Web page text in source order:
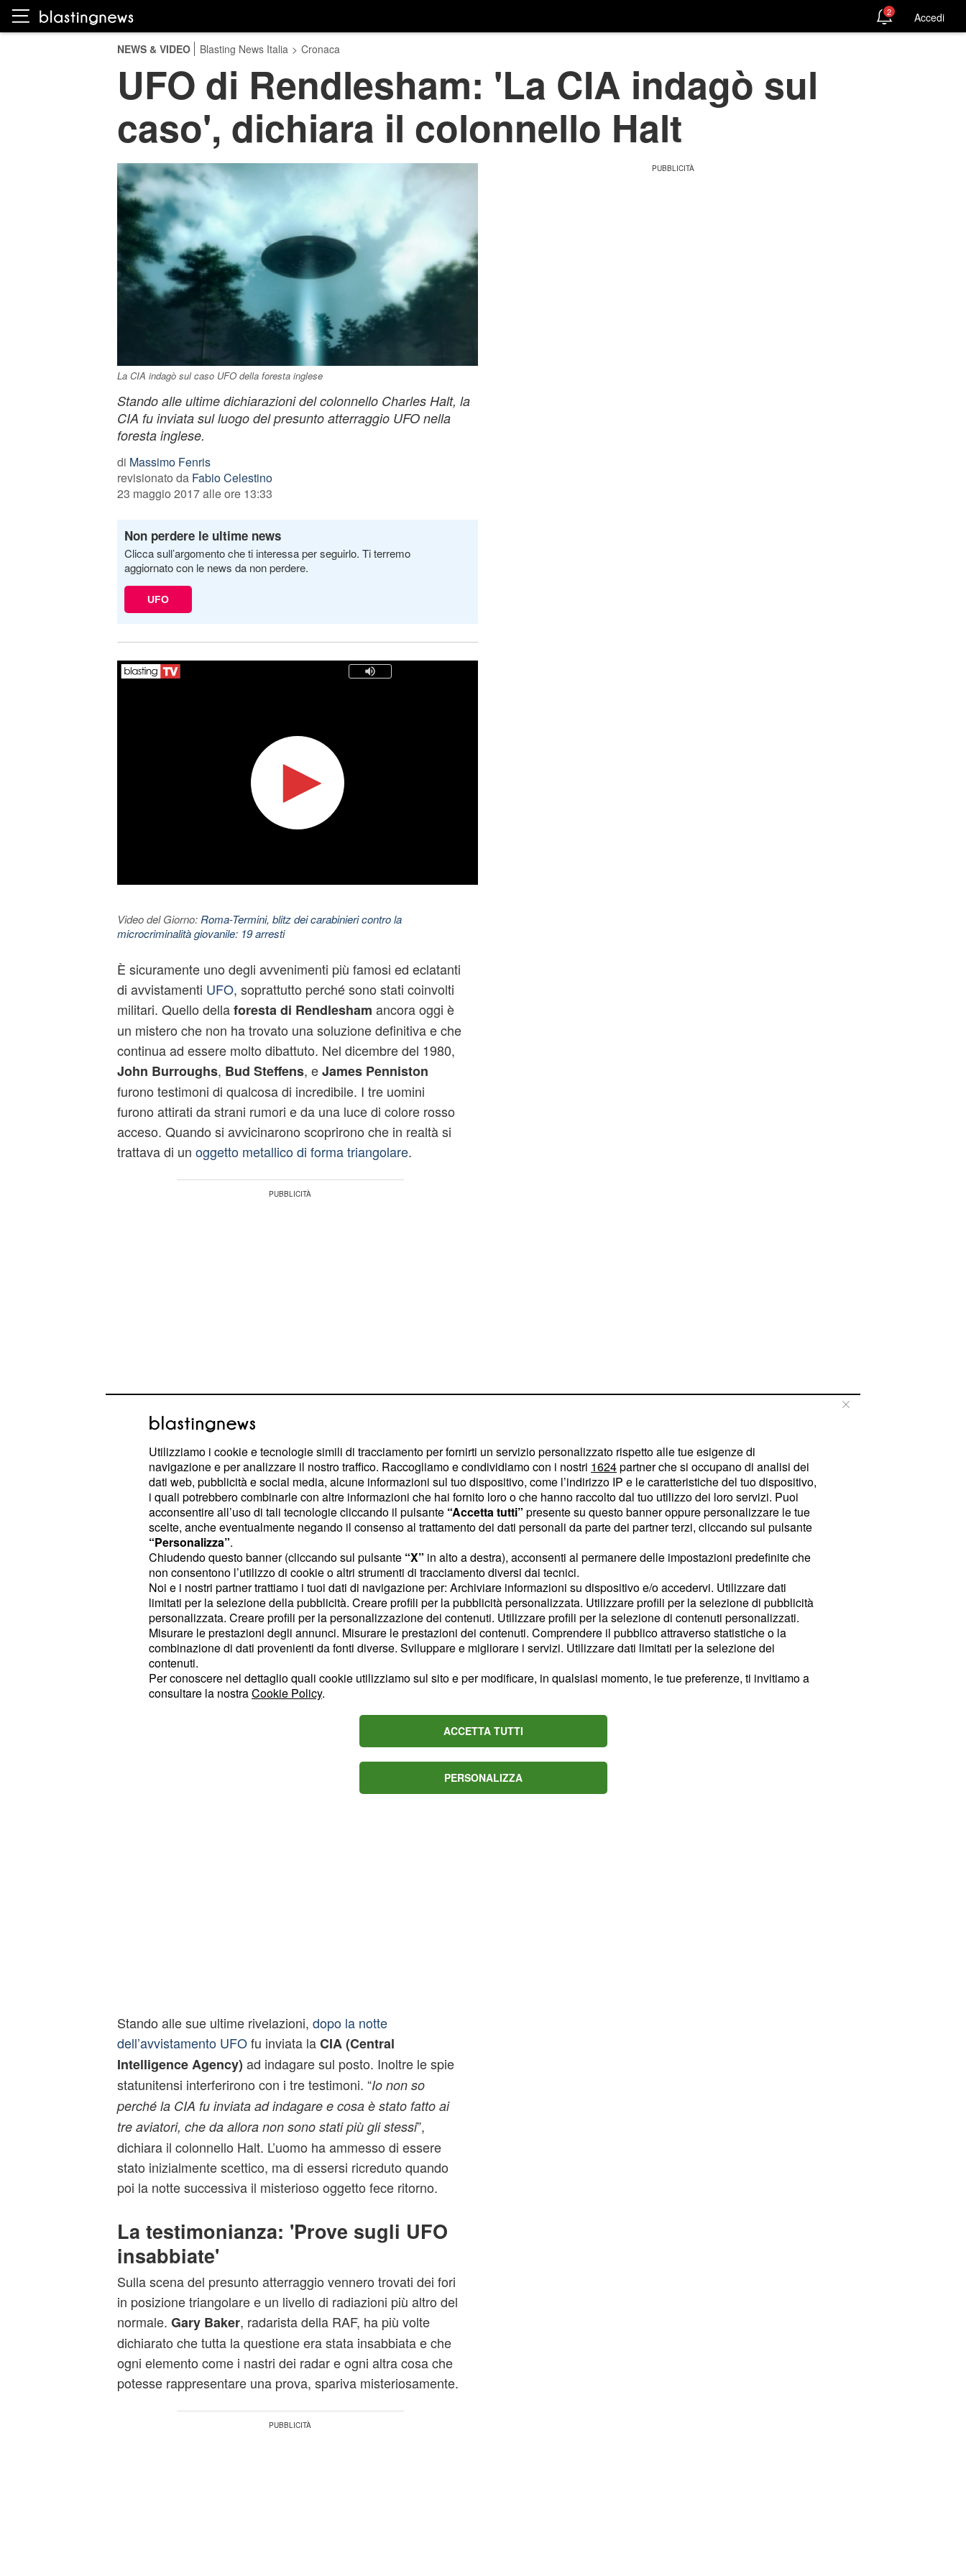
2 Accedi
NEWS & VIDEO Blasting News Italia > Cronaca
UFO di Rendlesham: 'La CIA indagò sul
caso', dichiara il colonnello Halt
La CIA indagò sul caso UFO della foresta inglese
Stando alle ultime dichiarazioni del colonnello Charles Halt, la
CIA fu inviata sul luogo del presunto atterraggio UFO nella
foresta inglese.
di Massimo Fenris
revisionato da Fabio Celestino
23 maggio 2017 alle ore 13:33
Non perdere le ultime news
Clicca sull’argomento che ti interessa per seguirlo. Ti terremo
aggiornato con le news da non perdere.
UFO
Video del Giorno: Roma-Termini, blitz dei carabinieri contro la
microcriminalità giovanile: 19 arresti
È sicuramente uno degli avvenimenti più famosi ed eclatanti
di avvistamenti UFO, soprattutto perché sono stati coinvolti
militari. Quello dellaforesta di Rendlesham ancora oggi è
un mistero che non ha trovato una soluzione definitiva e che
continua ad essere molto dibattuto. Nel dicembre del 1980,
John Burroughs, Bud Steffens, eJames Penniston
furono testimoni di qualcosa di incredibile. I tre uomini
furono attirati da strani rumori e da una luce di colore rosso
acceso. Quando si avvicinarono scoprirono che in realtà si
trattava di un oggetto metallico di forma triangolare.
James Pattinson riuscì a toccare l’oggetto prima che
decollasse. Dopo questo evento iniziò a vedere nella sua
testa un codice binario che trascrisse su un diario.
La CIA coinvolta nelle indagini sugli
UFO di Rendlesham
Questa storia fu spiegata dalMinistero della Difesacome
una semplice confusione da parte dei militari. La luce
rossastra che dichiararono di aver visto era in realtà il faro
della vicinaOrford Ness. Molti studiosi che hanno seguito e
approfondito per anni il caso della foresta di Rendlesham
ritengono che questa spiegazione sia ridicola e fasulla.
Qualunque cosa abbiano visto quella notte, era sotto
Charles Halt, ex
Stando alle sue ultime rivelazioni, dopo la notte
dell’avvistamento UFOfu inviata laCIA (Central
Intelligence Agency) ad indagare sul posto. Inoltre le spie
statunitensi interferirono con i tre testimoni. “Io non so
perché la CIA fu inviata ad indagare e cosa è stato fatto ai
tre aviatori, che da allora non sono stati più gli stessi”,
dichiara il colonnello Halt. L’uomo ha ammesso di essere
stato inizialmente scettico, ma di essersi ricreduto quando
poi la notte successiva il misterioso oggetto fece ritorno.
La testimonianza: 'Prove sugli UFO
insabbiate'
Sulla scena del presunto atterraggio vennero trovati dei fori
in posizione triangolare e un livello di radiazioni più altro del
normale. Gary Baker, radarista della RAF, ha più volte
dichiarato che tutta la questione era stata insabbiata e che
ogni elemento come i nastri dei radar e ogni altra cosa che
potesse rappresentare una prova, spariva misteriosamente.
Utilizziamo i cookie e tecnologie simili di tracciamento per fornirti un servizio personalizzato rispetto alle tue esigenze di
navigazione e per analizzare il nostro traffico. Raccogliamo e condividiamo con i nostri 1624partner che si occupano di analisi dei
dati web, pubblicità e social media, alcune informazioni sul tuo dispositivo, come l’indirizzo IP e le caratteristiche del tuo dispositivo,
i quali potrebbero combinarle con altre informazioni che hai fornito loro o che hanno raccolto dal tuo utilizzo dei loro servizi. Puoi
acconsentire all’uso di tali tecnologie cliccando il pulsante “Accetta tutti” presente su questo banner oppure personalizzare le tue
scelte, anche eventualmente negando il consenso al trattamento dei dati personali da parte dei partner terzi, cliccando sul pulsante
“Personalizza”.
Chiudendo questo banner (cliccando sul pulsante “X” in alto a destra), acconsenti al permanere delle impostazioni predefinite che
non consentono l’utilizzo di cookie o altri strumenti di tracciamento diversi dai tecnici.
Noi e i nostri partner trattiamo i tuoi dati di navigazione per: Archiviare informazioni su dispositivo e/o accedervi. Utilizzare dati
limitati per la selezione della pubblicità. Creare profili per la pubblicità personalizzata. Utilizzare profili per la selezione di pubblicità
personalizzata. Creare profili per la personalizzazione dei contenuti. Utilizzare profili per la selezione di contenuti personalizzati.
Misurare le prestazioni degli annunci. Misurare le prestazioni dei contenuti. Comprendere il pubblico attraverso statistiche o la
combinazione di dati provenienti da fonti diverse. Sviluppare e migliorare i servizi. Utilizzare dati limitati per la selezione dei
contenuti.
Per conoscere nel dettaglio quali cookie utilizziamo sul sito e per modificare, in qualsiasi momento, le tue preferenze, ti invitiamo a
consultare la nostraCookie Policy.
ACCETTA TUTTI
PERSONALIZZA